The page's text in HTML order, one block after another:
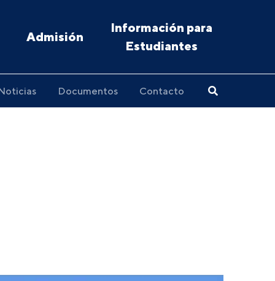
Admisión
Información para
Estudiantes
Documentos Contacto